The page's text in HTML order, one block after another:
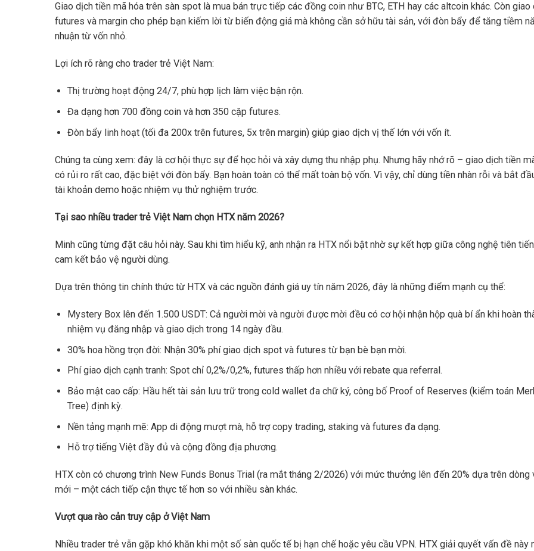
Giao dịch tiền mã hóa trên sàn spot là mua bán trực tiếp các đồng coin như BTC, ETH hay các altcoin khác. Còn giao
futures và margin cho phép bạn kiếm lời từ biến động giá mà không cần sở hữu tài sản, với đòn bẩy để tăng tiềm
nhuận từ vốn nhỏ.
Lợi ích rõ ràng cho trader trẻ Việt Nam:
Thị trường hoạt động 24/7, phù hợp lịch làm việc bận rộn.
Đa dạng hơn 700 đồng coin và hơn 350 cặp futures.
Đòn bẩy linh hoạt (tối đa 200x trên futures, 5x trên margin) giúp giao dịch vị thế lớn với vốn ít.
Chúng ta cùng xem: đây là cơ hội thực sự để học hỏi và xây dựng thu nhập phụ. Nhưng hãy nhớ rõ – giao dịch tiền
có rủi ro rất cao, đặc biệt với đòn bẩy. Bạn hoàn toàn có thể mất toàn bộ vốn. Vì vậy, chỉ dùng tiền nhàn rỗi và bắt
tài khoản demo hoặc nhiệm vụ thử nghiệm trước.
Tại sao nhiều trader trẻ Việt Nam chọn HTX năm 2026?
Minh cũng từng đặt câu hỏi này. Sau khi tìm hiểu kỹ, anh nhận ra HTX nổi bật nhờ sự kết hợp giữa công nghệ tiên
cam kết bảo vệ người dùng.
Dựa trên thông tin chính thức từ HTX và các nguồn đánh giá uy tín năm 2026, đây là những điểm mạnh cụ thể:
Mystery Box lên đến 1.500 USDT: Cả người mời và người được mời đều có cơ hội nhận hộp quà bí ẩn khi hoàn
nhiệm vụ đăng nhập và giao dịch trong 14 ngày đầu.
30% hoa hồng trọn đời: Nhận 30% phí giao dịch spot và futures từ bạn bè bạn mời.
Phí giao dịch cạnh tranh: Spot chỉ 0,2%/0,2%, futures thấp hơn nhiều với rebate qua referral.
Bảo mật cao cấp: Hầu hết tài sản lưu trữ trong cold wallet đa chữ ký, công bố Proof of Reserves (kiểm toán
Tree) định kỳ.
Nền tảng mạnh mẽ: App di động mượt mà, hỗ trợ copy trading, staking và futures đa dạng.
Hỗ trợ tiếng Việt đầy đủ và cộng đồng địa phương.
HTX còn có chương trình New Funds Bonus Trial (ra mắt tháng 2/2026) với mức thưởng lên đến 20% dựa trên dòng
mới – một cách tiếp cận thực tế hơn so với nhiều sàn khác.
Vượt qua rào cản truy cập ở Việt Nam
Nhiều trader trẻ vẫn gặp khó khăn khi một số sàn quốc tế bị hạn chế hoặc yêu cầu VPN. HTX giải quyết vấn đề này